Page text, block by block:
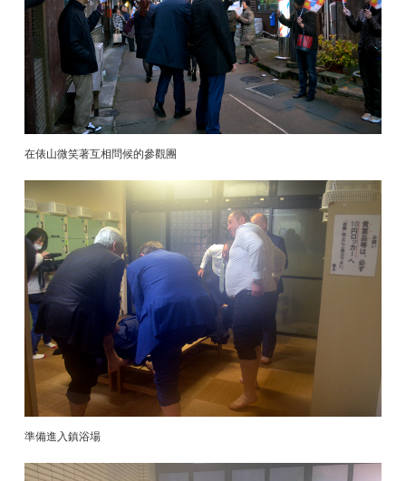
在俵山微笑著互相問候的參觀團
準備進入鎮浴場